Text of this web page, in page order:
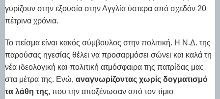
γυρίζουν στην εξουσία στην Αγγλία ύστερα από σχεδόν 20
πέτρινα χρόνια.
Το πείσμα είναι κακός σύμβουλος στην πολιτική. Η Ν.Δ. της
παρούσας ηγεσίας θέλει να προσαρμόσει σώνει και καλά τη
νέα ιδεολογική και πολιτική ατμόσφαιρα της πατρίδας μας
στα μέτρα της. Ενώ, αναγνωρίζοντας χωρίς δογματισμό
τα λάθη της, που την αποξένωσαν από τον τίμιο